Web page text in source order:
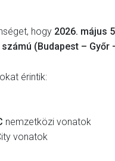
hogy 2026. május
(Budapest – Győr
érintik:
nemzetközi vonatok
vonatok